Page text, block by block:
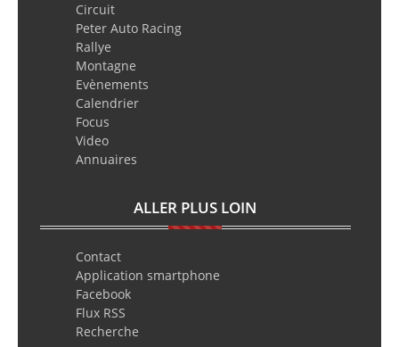
Circuit
Peter Auto Racing
Rallye
Montagne
Evènements
Calendrier
Focus
Video
Annuaires
ALLER PLUS LOIN
Contact
Application smartphone
Facebook
Flux RSS
Recherche